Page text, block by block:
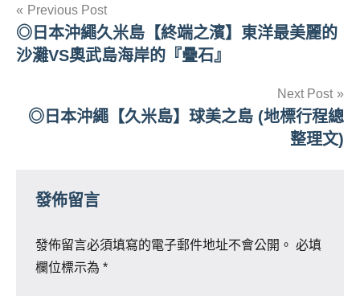
文
章
覽
Previous Post
◎日本沖繩久米島【終端之濱】東洋最美麗的
沙灘VS奧武島海岸的『疊石』
Next Post
◎日本沖繩【久米島】球美之島 (地標行程總
整理文)
發佈留言
發佈留言必須填寫的電子郵件地址不會公開。 必填
欄位標示為 *